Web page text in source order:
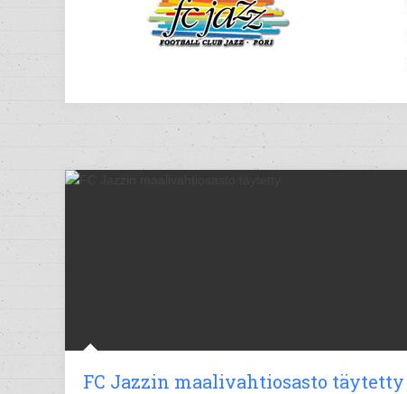
FC Jazzin maalivahtiosasto täytetty